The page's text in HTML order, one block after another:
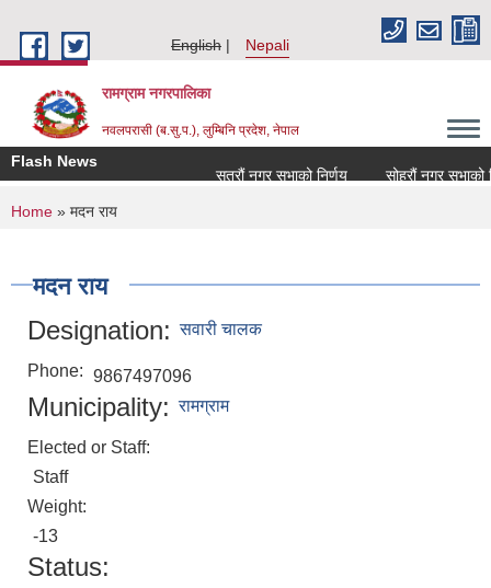
English
Nepali
रामग्राम नगरपालिका
नवलपरासी (ब.सु.प.), लुम्बिनि प्रदेश, नेपाल
Flash News
सत्रौं नगर सभाको निर्णय
सोह्रौं नगर सभाको
You are here
Home » मदन राय
मदन राय
Designation: सवारी चालक
Phone: 9867497096
Municipality: रामग्राम
Elected or Staff:
Staff
Weight:
-13
Status: